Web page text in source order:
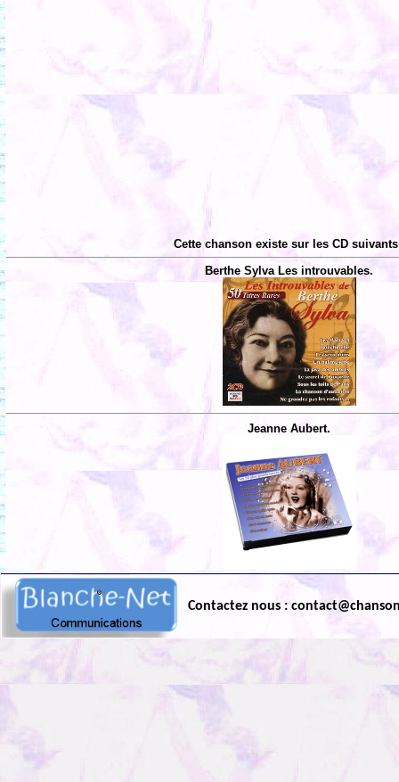
Cette chanson existe sur les CD
Berthe Sylva Les introuvables.
Jeanne Aubert.
Contactez nous :